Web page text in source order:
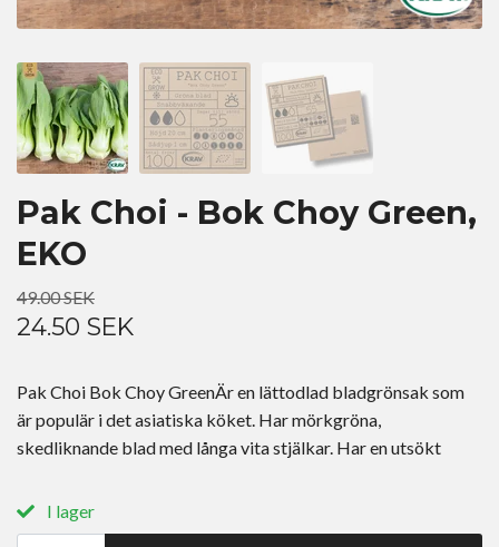
Pak Choi - Bok Choy Green,
EKO
49.00 SEK
24.50 SEK
Pak Choi Bok Choy GreenÄr en lättodlad bladgrönsak som
är populär i det asiatiska köket. Har mörkgröna,
skedliknande blad med långa vita stjälkar. Har en utsökt
I lager